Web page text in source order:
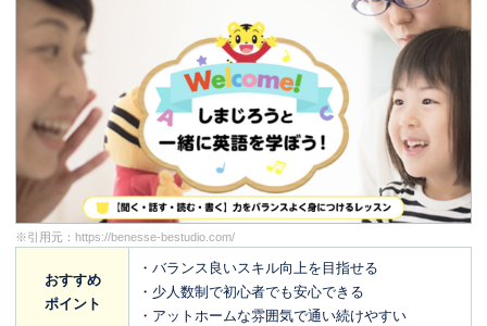
※引用元： https://benesse-bestudio.com/
おすすめ
ポイント
・バランス良いスキル向上を目指せる
・少人数制で初心者でも安心できる
・アットホームな雰囲気で通い続けやすい